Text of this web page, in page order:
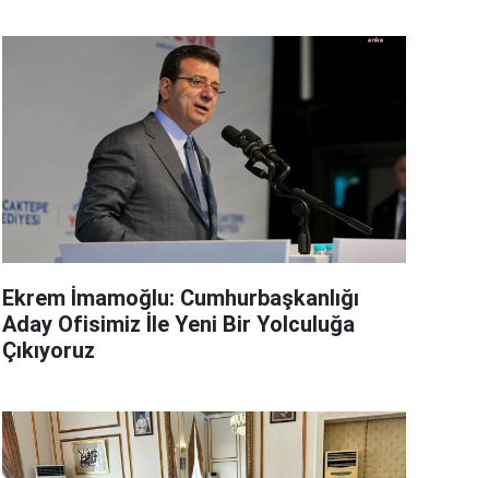
Ekrem İmamoğlu: Cumhurbaşkanlığı
Aday Ofisimiz İle Yeni Bir Yolculuğa
Çıkıyoruz